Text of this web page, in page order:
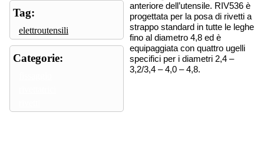
Tag:
elettroutensili
Categorie:
anteriore dell’utensile. RIV536 è
progettata per la posa di rivetti a
strappo standard in tutte le leghe
fino al diametro 4,8 ed è
equipaggiata con quattro ugelli
specifici per i diametri 2,4 –
3,2/3,4 – 4,0 – 4,8.